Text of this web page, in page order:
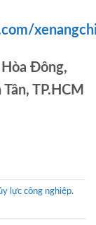
Đông,
TP.HCM
lực công nghiệp.